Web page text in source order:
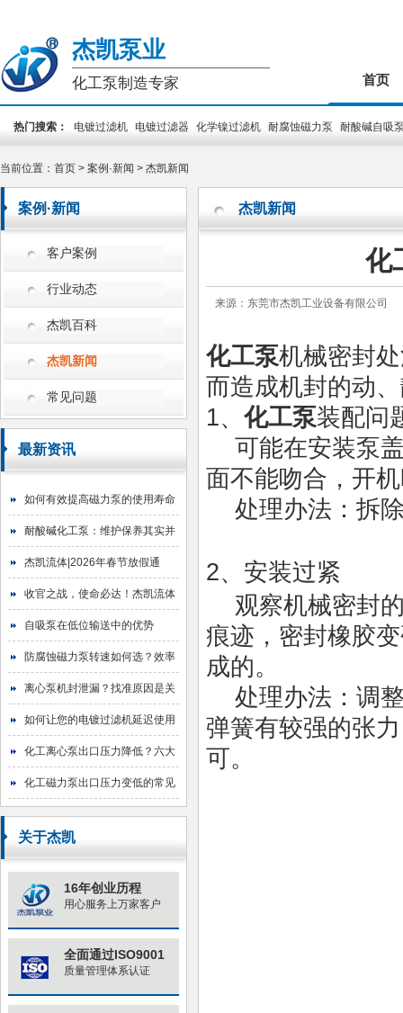
杰凯泵业
化工泵制造专家 首页
热门搜索： 电镀过滤机 电镀过滤器 化学镍过滤机 耐腐蚀磁力泵
耐酸碱自吸
当前位置： 首页 > 案例·新闻 > 杰凯新闻
案例·新闻
客户案例
行业动态
杰凯百科
杰凯新闻
常见问题
最新资讯
如何有效提高磁力泵的使用寿命
耐酸碱化工泵：维护保养其实并
不难
杰凯流体|2026年春节放假通
知！
收官之战，使命必达！杰凯流体
2025年目标圆满达成
自吸泵在低位输送中的优势
防腐蚀磁力泵转速如何选？效率
与寿命的平衡艺术
离心泵机封泄漏？找准原因是关
键！
如何让您的电镀过滤机延迟使用
寿命
化工离心泵出口压力降低？六大
原因与排查指南
化工磁力泵出口压力变低的常见
原因与对策
关于杰凯
16年创业历程
用心服务上万家客户
全面通过ISO9001
质量管理体系认证
杰凯新闻
化
来源：东莞市杰凯工业设备有限公司
化工泵机械密封
而造成机封的动
1、 化工泵装配问
可能在安装泵盖
面不能吻合，开
处理办法：拆
2、安装过紧
观察机械密封的
痕迹，密封橡胶
成的。
处理办法：调整
弹簧有较强的张
可。